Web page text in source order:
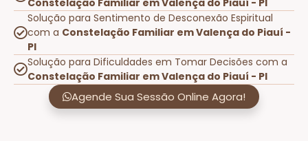
Constelação Familiar em Valença do Piauí - PI
Solução para Sentimento de Desconexão Espiritual
com a Constelação Familiar em Valença do Piauí -
PI
Solução para Dificuldades em Tomar Decisões com a
Constelação Familiar em Valença do Piauí - PI
Agende Sua Sessão Online Agora!